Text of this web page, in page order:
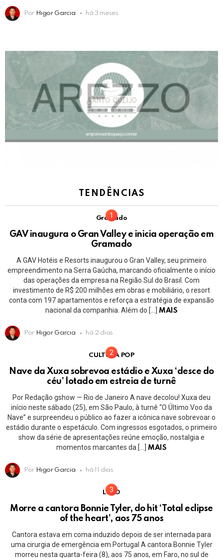
Por Higor Garcia há 3 meses
TENDÊNCIAS
Gramado
GAV inaugura o Gran Valley e inicia operação em
Gramado
A GAV Hotéis e Resorts inaugurou o Gran Valley, seu primeiro
empreendimento na Serra Gaúcha, marcando oficialmente o início
das operações da empresa na Região Sul do Brasil. Com
investimento de R$ 200 milhões em obras e mobiliário, o resort
conta com 197 apartamentos e reforça a estratégia de expansão
nacional da companhia. Além do […]
MAIS
Por Higor Garcia há 2 dias
CULTURA POP
Nave da Xuxa sobrevoa estádio e Xuxa ‘desce do
céu’ lotado em estreia de turnê
Por Redação gshow — Rio de Janeiro A nave decolou! Xuxa deu
início neste sábado (25), em São Paulo, à turnê “O Último Voo da
Nave” e surpreendeu o público ao fazer a icônica nave sobrevoar o
estádio durante o espetáculo. Com ingressos esgotados, o primeiro
show da série de apresentações reúne emoção, nostalgia e
momentos marcantes da […]
MAIS
Por Higor Garcia há 11 dias
LUTO
Morre a cantora Bonnie Tyler, do hit ‘Total eclipse
of the heart’, aos 75 anos
Cantora estava em coma induzido depois de ser internada para
uma cirurgia de emergência em Portugal A cantora Bonnie Tyler
morreu nesta quarta-feira (8), aos 75 anos, em Faro, no sul de